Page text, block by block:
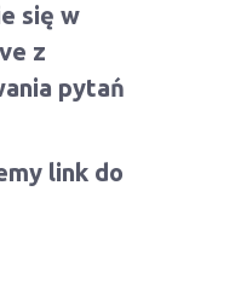
się w
z
pytań
link do